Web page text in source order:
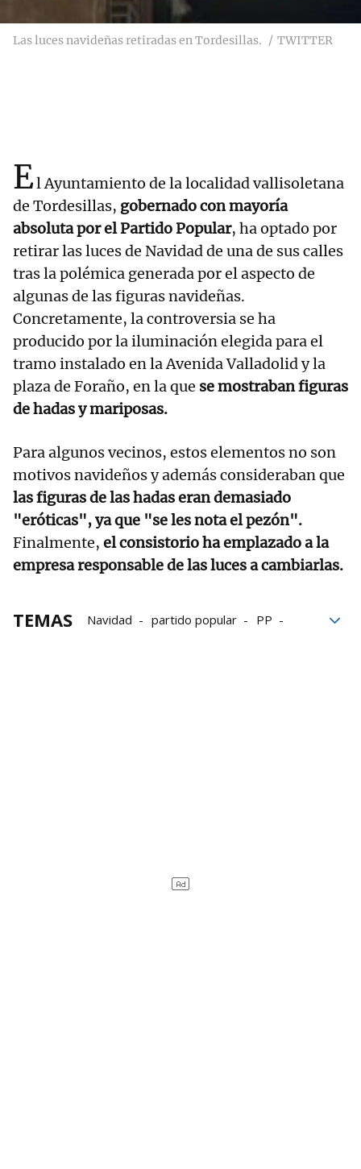
Las luces navideñas retiradas en Tordesillas. TWITTER
El Ayuntamiento de la localidad vallisoletana
de Tordesillas, gobernado con mayoría
absoluta por el Partido Popular, ha optado por
retirar las luces de Navidad de una de sus calles
tras la polémica generada por el aspecto de
algunas de las figuras navideñas.
Concretamente, la controversia se ha
producido por la iluminación elegida para el
tramo instalado en la Avenida Valladolid y la
plaza de Foraño, en la que se mostraban figuras
de hadas y mariposas.
Para algunos vecinos, estos elementos no son
motivos navideños y además consideraban que
las figuras de las hadas eran demasiado
"eróticas", ya que "se les nota el pezón".
Finalmente, el consistorio ha emplazado a la
empresa responsable de las luces a cambiarlas.
TEMAS Navidad partido popular
PP